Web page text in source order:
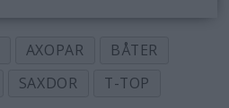
AXOPAR
BÅTER
SAXDOR T-TOP